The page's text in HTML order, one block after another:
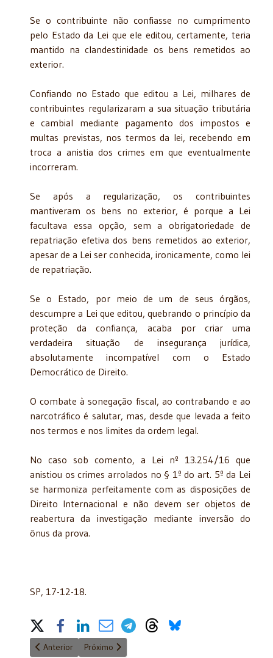
Se o contribuinte não confiasse no cumprimento
pelo Estado da Lei que ele editou, certamente, teria
mantido na clandestinidade os bens remetidos ao
exterior.
Confiando no Estado que editou a Lei, milhares de
contribuintes regularizaram a sua situação tributária
e cambial mediante pagamento dos impostos e
multas previstas, nos termos da lei, recebendo em
troca a anistia dos crimes em que eventualmente
incorreram.
Se após a regularização, os contribuintes
mantiveram os bens no exterior, é porque a Lei
facultava essa opção, sem a obrigatoriedade de
repatriação efetiva dos bens remetidos ao exterior,
apesar de a Lei ser conhecida, ironicamente, como lei
de repatriação.
Se o Estado, por meio de um de seus órgãos,
descumpre a Lei que editou, quebrando o princípio da
proteção da confiança, acaba por criar uma
verdadeira situação de insegurança jurídica,
absolutamente incompatível com o Estado
Democrático de Direito.
O combate à sonegação fiscal, ao contrabando e ao
narcotráfico é salutar, mas, desde que levada a feito
nos termos e nos limites da ordem legal.
No caso sob comento, a Lei nº 13.254/16 que
anistiou os crimes arrolados no § 1º do art. 5º da Lei
se harmoniza perfeitamente com as disposições de
Direito Internacional e não devem ser objetos de
reabertura da investigação mediante inversão do
ônus da prova.
SP, 17-12-18.
Share on Social Media
Artigo anterior: O presidente Michel Temer
Anterior Próximo artigo: Reforma ou Pacto Federativo
Próximo